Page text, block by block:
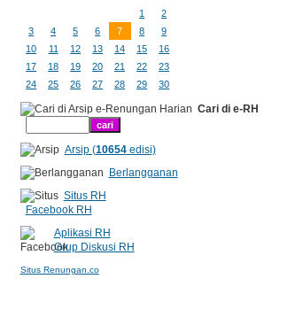
1
2
3
4 5 6 7 8
9
10
11 12 13 14 15
16
17
18 19 20 21 22
23
24
25 26 27 28 29 30
Cari di e-RH
Arsip (10654edisi)
Berlangganan
Situs RH
Facebook RH
Aplikasi RH
Grup Diskusi RH
Situs Renungan.co